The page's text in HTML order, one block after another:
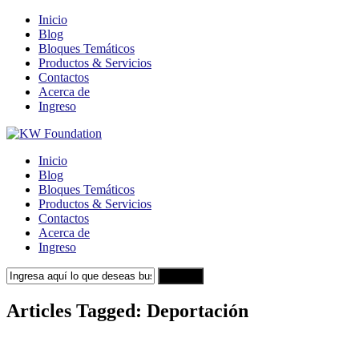
Inicio
Blog
Bloques Temáticos
Productos & Servicios
Contactos
Acerca de
Ingreso
Inicio
Blog
Bloques Temáticos
Productos & Servicios
Contactos
Acerca de
Ingreso
Articles Tagged: Deportación